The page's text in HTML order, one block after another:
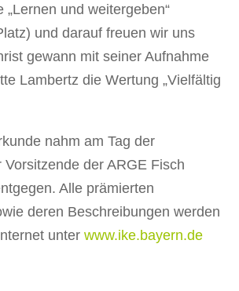
„Lernen und weitergeben“
und darauf freuen wir uns
gewann mit seiner Aufnahme
Lambertz die Wertung „Vielfältig
nahm am Tag der
Vorsitzende der ARGE Fisch
Alle prämierten
deren Beschreibungen werden
unterwww.ike.bayern.de